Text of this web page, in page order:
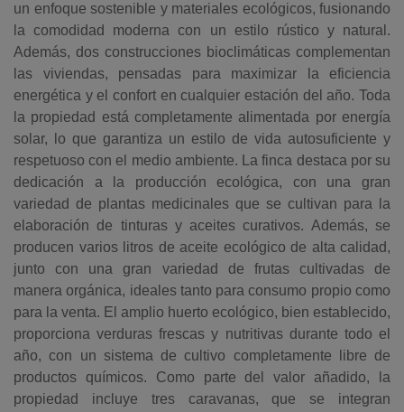
un enfoque sostenible y materiales ecológicos, fusionando
la comodidad moderna con un estilo rústico y natural.
Además, dos construcciones bioclimáticas complementan
las viviendas, pensadas para maximizar la eficiencia
energética y el confort en cualquier estación del año. Toda
la propiedad está completamente alimentada por energía
solar, lo que garantiza un estilo de vida autosuficiente y
respetuoso con el medio ambiente. La finca destaca por su
dedicación a la producción ecológica, con una gran
variedad de plantas medicinales que se cultivan para la
elaboración de tinturas y aceites curativos. Además, se
producen varios litros de aceite ecológico de alta calidad,
junto con una gran variedad de frutas cultivadas de
manera orgánica, ideales tanto para consumo propio como
para la venta. El amplio huerto ecológico, bien establecido,
proporciona verduras frescas y nutritivas durante todo el
año, con un sistema de cultivo completamente libre de
productos químicos. Como parte del valor añadido, la
propiedad incluye tres caravanas, que se integran